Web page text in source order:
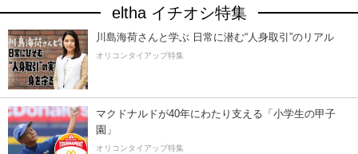
eltha イチオシ特集
川島海荷さんと学ぶ 日常に潜む“人身取引”のリアル
オリコンタイアップ特集
マクドナルドが40年にわたり支える「小学生の甲子
園」
オリコンタイアップ特集